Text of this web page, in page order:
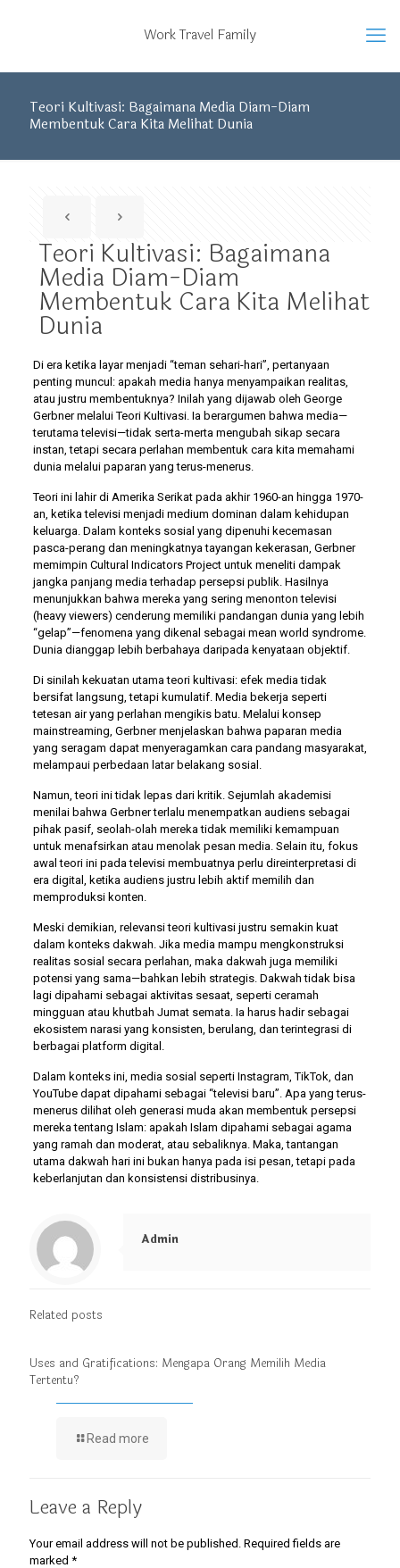
Work Travel Family
Teori Kultivasi: Bagaimana Media Diam-Diam
Membentuk Cara Kita Melihat Dunia
Teori Kultivasi: Bagaimana
Media Diam-Diam
Membentuk Cara Kita Melihat
Dunia
Di era ketika layar menjadi “teman sehari-hari”, pertanyaan
penting muncul: apakah media hanya menyampaikan realitas,
atau justru membentuknya? Inilah yang dijawab oleh George
Gerbner melalui Teori Kultivasi. Ia berargumen bahwa media—
terutama televisi—tidak serta-merta mengubah sikap secara
instan, tetapi secara perlahan membentuk cara kita memahami
dunia melalui paparan yang terus-menerus.
Teori ini lahir di Amerika Serikat pada akhir 1960-an hingga 1970-
an, ketika televisi menjadi medium dominan dalam kehidupan
keluarga. Dalam konteks sosial yang dipenuhi kecemasan
pasca-perang dan meningkatnya tayangan kekerasan, Gerbner
memimpin Cultural Indicators Project untuk meneliti dampak
jangka panjang media terhadap persepsi publik. Hasilnya
menunjukkan bahwa mereka yang sering menonton televisi
(heavy viewers) cenderung memiliki pandangan dunia yang lebih
“gelap”—fenomena yang dikenal sebagai mean world syndrome.
Dunia dianggap lebih berbahaya daripada kenyataan objektif.
Di sinilah kekuatan utama teori kultivasi: efek media tidak
bersifat langsung, tetapi kumulatif. Media bekerja seperti
tetesan air yang perlahan mengikis batu. Melalui konsep
mainstreaming, Gerbner menjelaskan bahwa paparan media
yang seragam dapat menyeragamkan cara pandang masyarakat,
melampaui perbedaan latar belakang sosial.
Namun, teori ini tidak lepas dari kritik. Sejumlah akademisi
menilai bahwa Gerbner terlalu menempatkan audiens sebagai
pihak pasif, seolah-olah mereka tidak memiliki kemampuan
untuk menafsirkan atau menolak pesan media. Selain itu, fokus
awal teori ini pada televisi membuatnya perlu direinterpretasi di
era digital, ketika audiens justru lebih aktif memilih dan
memproduksi konten.
Meski demikian, relevansi teori kultivasi justru semakin kuat
dalam konteks dakwah. Jika media mampu mengkonstruksi
realitas sosial secara perlahan, maka dakwah juga memiliki
potensi yang sama—bahkan lebih strategis. Dakwah tidak bisa
lagi dipahami sebagai aktivitas sesaat, seperti ceramah
mingguan atau khutbah Jumat semata. Ia harus hadir sebagai
ekosistem narasi yang konsisten, berulang, dan terintegrasi di
berbagai platform digital.
Dalam konteks ini, media sosial seperti Instagram, TikTok, dan
YouTube dapat dipahami sebagai “televisi baru”. Apa yang terus-
menerus dilihat oleh generasi muda akan membentuk persepsi
mereka tentang Islam: apakah Islam dipahami sebagai agama
yang ramah dan moderat, atau sebaliknya. Maka, tantangan
utama dakwah hari ini bukan hanya pada isi pesan, tetapi pada
keberlanjutan dan konsistensi distribusinya.
Admin
Related posts
Uses and Gratifications: Mengapa Orang Memilih Media
Tertentu?
Read more
Leave a Reply
Your email address will not be published. Required fields are
marked *